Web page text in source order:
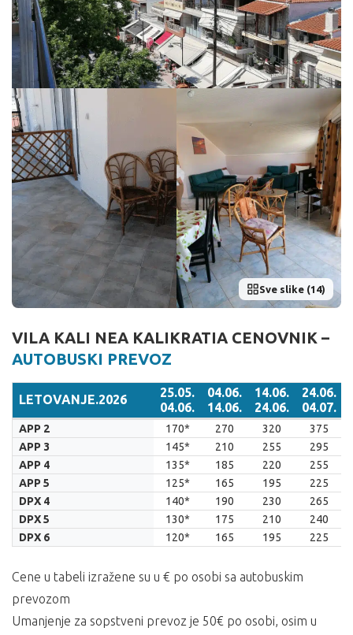
Sve slike (14)
VILA KALI NEA KALIKRATIA CENOVNIK –
AUTOBUSKI PREVOZ
LETOVANJE.2026
25.05.
04.06.
04.06.
14.06.
14.06.
24.06.
24.06.
04.07.
LETOVANJE.2026
25.05.
04.06.
04.06.
14.06.
14.06.
24.06.
24.06.
04.07.
APP 2 170* 270 320
375
APP 3
145* 210 255
295
APP 4
135* 185 220
255
APP 5
125* 165 195
225
DPX 4
140* 190 230
265
DPX 5
130* 175 210
240
DPX 6
120* 165 195 225
Cene u tabeli izražene su u € po osobi sa autobuskim
prevozom
Umanjenje za sopstveni prevoz je 50€ po osobi, osim u